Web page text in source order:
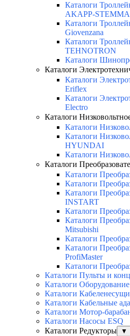
Каталоги
AKAPP-
Каталоги
Giovenzana
Каталоги
TEHNOTRON
Каталоги
Каталоги
Каталоги
Eriflex
Каталоги
Electro
Каталоги
Каталоги
Каталоги
HYUNDAI
Каталоги
Каталоги
Каталоги
Каталоги
Каталоги
INSTART
Каталоги
Каталоги
Mitsubishi
Каталоги
Каталоги
ProfiMaster
Каталоги
Каталоги Пульты и
Каталоги
Каталоги
Каталоги Кабельные
Каталоги Мотор-
Каталоги Насосы ESQ
Каталоги Редукторы
▼